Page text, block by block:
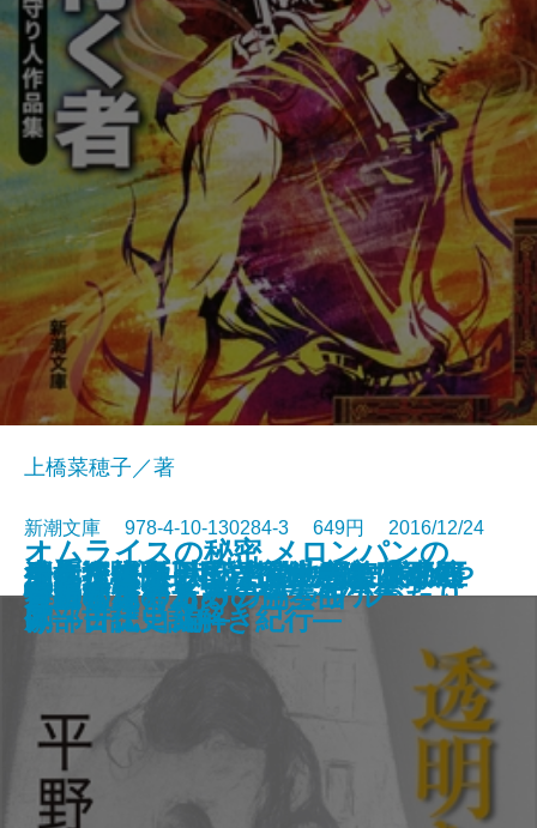
生れて来た以上は、生きねばなら
ぬ―漱石珠玉の言葉―
オムライスの秘密 メロンパンの
謎―人気メニュー誕生ものがたり
―
発掘狂騒史―「岩宿」から「神の
手」まで―
盲目的な恋と友情
少年探偵団―私立探偵 明智小五郎
―
銀婚式
眠れなくなる 夢十夜
芥川症
悟浄出立
炎路を行く者―守り人作品集―
上橋菜穂子／著
新潮文庫 978-4-10-130284-3 649円 2016/12/24
透明な迷宮
トワイライト・シャッフル
貘の檻
女王のポーカー
泣くなブタカン！～池谷美咲の演
劇部日誌～
消えた海洋王国 吉備物部一族の正
体―古代史謎解き紀行―
吾輩も猫である
身体巡礼―ドイツ・オーストリ
ア・チェコ編―
ポケット版 大阪名物―なにわみや
げ―
首折り男のための協奏曲